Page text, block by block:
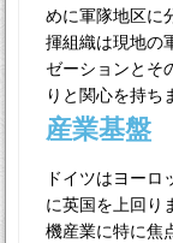
めに軍隊地区に
揮組織は現地の
ゼーションとそ
りと関心を持ち
産業基盤
ドイツはヨー
に英国を上回り
機産業に特に焦